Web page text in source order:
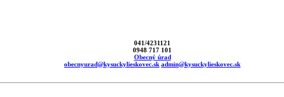
041/4231121
0948 717 101
Obecný úrad
obecnyurad@kysuckylieskovec.sk admin@kysuckylieskovec.sk